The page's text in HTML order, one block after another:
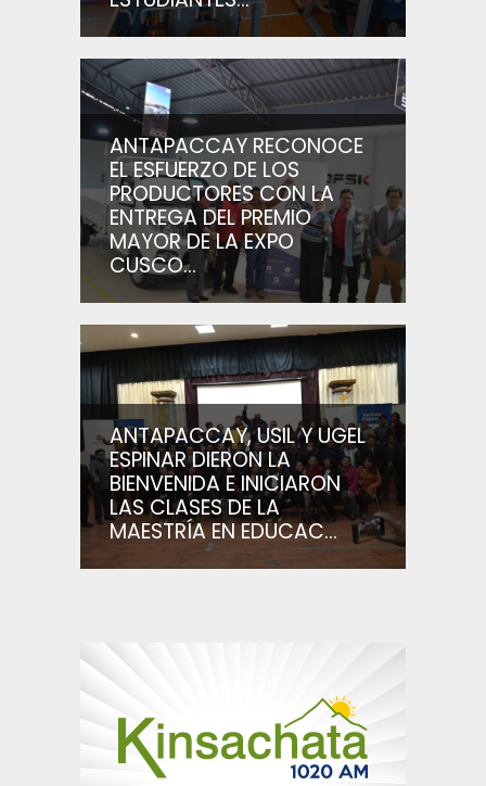
ANTAPACCAY RECONOCE
EL ESFUERZO DE LOS
PRODUCTORES CON LA
ENTREGA DEL PREMIO
MAYOR DE LA EXPO
CUSCO...
ANTAPACCAY, USIL Y UGEL
ESPINAR DIERON LA
BIENVENIDA E INICIARON
LAS CLASES DE LA
MAESTRÍA EN EDUCAC...